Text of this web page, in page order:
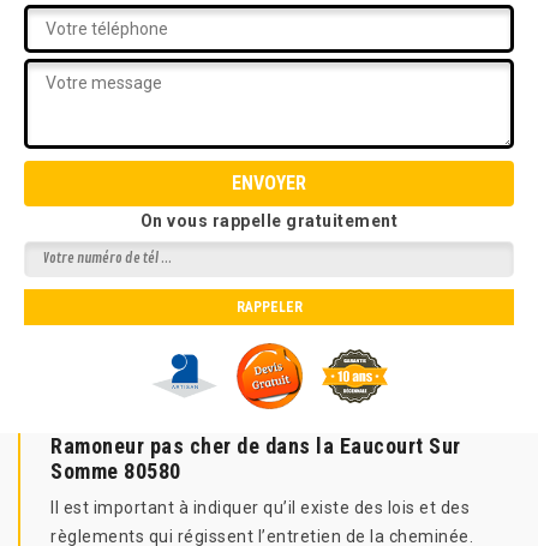
On vous rappelle gratuitement
Ramoneur pas cher de dans la Eaucourt Sur
Somme 80580
Il est important à indiquer qu’il existe des lois et des
règlements qui régissent l’entretien de la cheminée.